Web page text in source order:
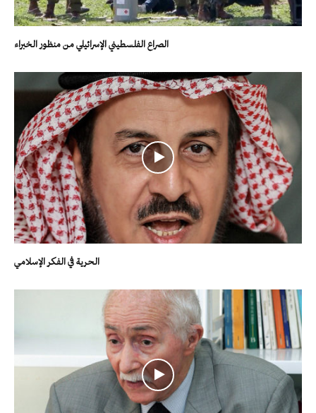
الصراع الفلسطيني الإسرائيلي من منظور الخبراء
الحرية في الفكر الإسلامي